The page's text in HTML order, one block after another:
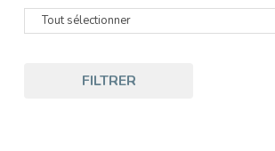
FILTRER